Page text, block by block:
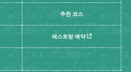
추천 코스
레스토랑 예약